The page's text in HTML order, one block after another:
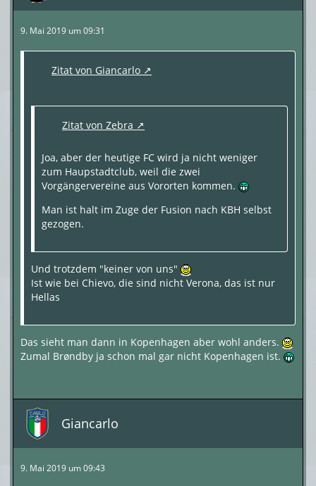
9. Mai 2019 um 09:31
Zitat von Giancarlo
Zitat von Zebra
Joa, aber der heutige FC wird ja nicht weniger
zum Haupstadtclub, weil die zwei
Vorgängervereine aus Vororten kommen.
Man ist halt im Zuge der Fusion nach KBH selbst
gezogen.
Und trotzdem "keiner von uns"
Ist wie bei Chievo, die sind nicht Verona, das ist nur
Hellas
Das sieht man dann in Kopenhagen aber wohl anders.
Zumal Brøndby ja schon mal gar nicht Kopenhagen ist.
Giancarlo
9. Mai 2019 um 09:43